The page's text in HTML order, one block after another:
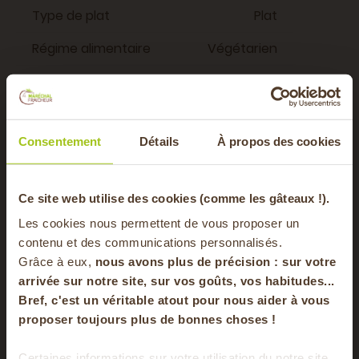
Consentement Détails À propos des cookies
Ce site web utilise des cookies (comme les gâteaux !).
Les cookies nous permettent de vous proposer un
contenu et des communications personnalisés.
Grâce à eux, nous avons plus de précision : sur votre
arrivée sur notre site, sur vos goûts, vos habitudes...
Bref, c'est un véritable atout pour nous aider à vous
proposer toujours plus de bonnes choses !
Type de plat
Plat
Régime alimentaire
Végétarien
Vous aimerez aussi
MIN
MIN
-20% offerts sur
votre panier
en vous inscrivant à notre newsletter